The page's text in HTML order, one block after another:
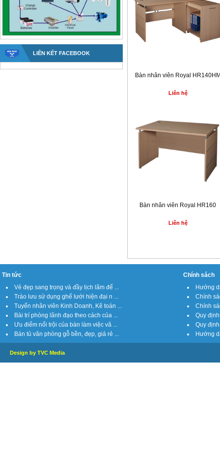
LIÊN KẾT FACEBOOK
Bàn nhân viên Royal
Liên hệ
Bàn nhân viên Royal HR160
Liên hệ
Tin tức
Vẻ đẹp sang trọng và đầy lịch lãm đế ...
Trào lưu sử dụng ghế lưới hiện đại n ...
Tuyển nhân viên Kinh Doanh, Kê toán ...
Bài trí phòng lãnh đạo theo cách của ...
Ưu điểm nổi trội của bàn làm việc vă ...
Bán tủ văn phòng gỗ bền, đẹp, giá rẻ ...
Chính sách
Hướng
Chính
Chính
Quy
Quy
Hướng
Design by TVC Media